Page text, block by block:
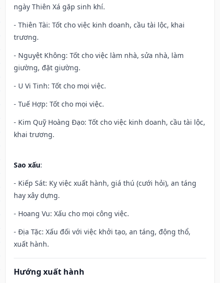
ngày Thiên Xá gặp sinh khí.
- Thiên Tài: Tốt cho việc kinh doanh, cầu tài lộc, khai
trương.
- Nguyệt Không: Tốt cho việc làm nhà, sửa nhà, làm
giường, đặt giường.
- U Vi Tinh: Tốt cho mọi việc.
- Tuế Hợp: Tốt cho mọi việc.
- Kim Quỹ Hoàng Đạo: Tốt cho việc kinh doanh, cầu tài lộc,
khai trương.
Sao xấu:
- Kiếp Sát: Kỵ việc xuất hành, giá thú (cưới hỏi), an táng
hay xây dựng.
- Hoang Vu: Xấu cho mọi công việc.
- Địa Tặc: Xấu đối với việc khởi tạo, an táng, động thổ,
xuất hành.
Hướng xuất hành